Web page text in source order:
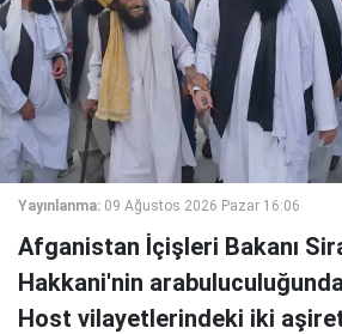
Yayınlanma: 09 Ağustos 2026 Pazar 16:06
Afganistan İçişleri Bakanı
Hakkani'nin
Host vilayetlerindeki iki